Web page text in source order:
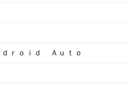
ｄｒｏｉｄ Ａｕｔｏ